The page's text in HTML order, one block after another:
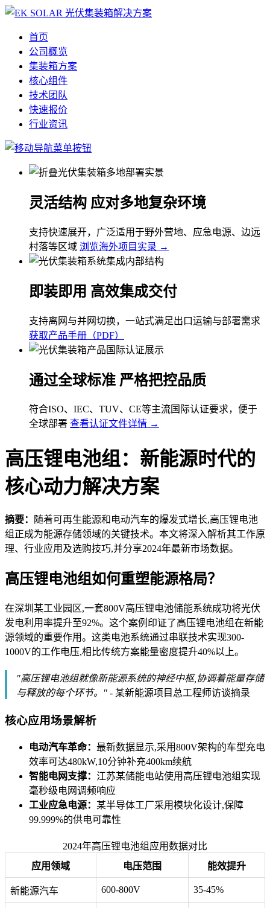
首页
公司概览
集装箱方案
核心组件
技术团队
快速报价
行业资讯
灵活结构 应对多地复杂环境
支持快速展开，广泛适用于野外营地、应急电源、边远
村落等区域 浏览海外项目实录 →
即装即用 高效集成交付
支持离网与并网切换，一站式满足出口运输与部署需求
获取产品手册（PDF）
通过全球标准 严格把控品质
符合ISO、IEC、TUV、CE等主流国际认证要求，便于
全球部署 查看认证文件详情 →
高压锂电池组：新能源时代的
核心动力解决方案
摘要：
随着可再生能源和电动汽车的爆发式增长,高压锂电池
组正成为能源存储领域的关键技术。本文将深入解析其工作原
理、行业应用及选购技巧,并分享2024年最新市场数据。
高压锂电池组如何重塑能源格局？
在深圳某工业园区,一套800V高压锂电池储能系统成功将光伏
发电利用率提升至92%。这个案例印证了高压锂电池组在新能
源领域的重要作用。这类电池系统通过串联技术实现300-
1000V的工作电压,相比传统方案能量密度提升40%以上。
"高压锂电池组就像新能源系统的神经中枢,协调着能量存储
与释放的每个环节。" - 某新能源项目总工程师访谈摘录
核心应用场景解析
电动汽车革命： 最新数据显示,采用800V架构的车型充电
效率可达480kW,10分钟补充400km续航
智能电网支撑： 江苏某储能电站使用高压锂电池组实现
毫秒级电网调频响应
工业应急电源： 某半导体工厂采用模块化设计,保障
99.999%的供电可靠性
2024年高压锂电池组应用数据对比
应用领域
电压范围 能效提升
新能源汽车 600-800V 35-45%